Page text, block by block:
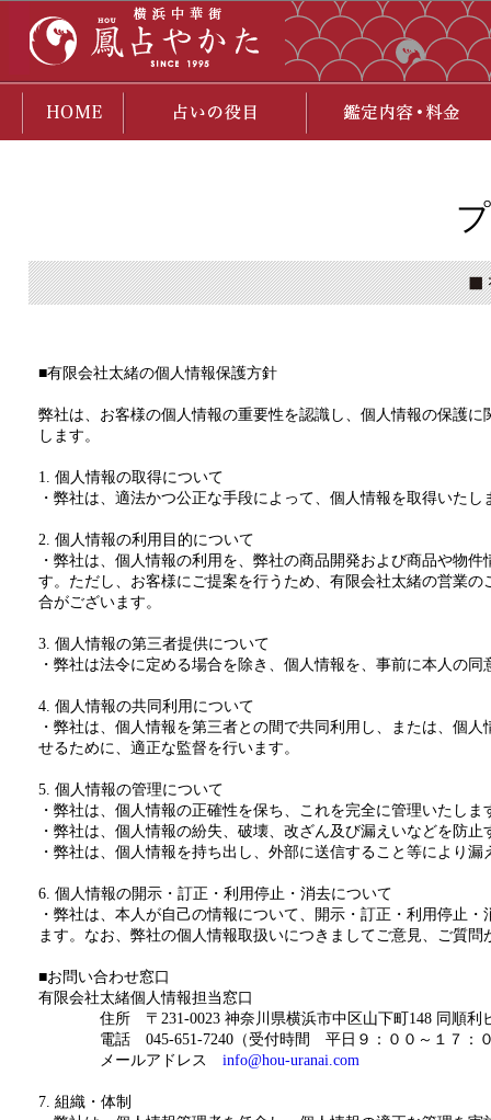
■有限会社太緒の個人情報保護方針
弊社は、お客様の個人情報の重要性を認識し、個人情報の保護
します。
1. 個人情報の取得について
・弊社は、適法かつ公正な手段によって、個人情報を取得いたし
2. 個人情報の利用目的について
・弊社は、個人情報の利用を、弊社の商品開発および商品や物
す。ただし、お客様にご提案を行うため、有限会社太緒の営業
合がございます。
3. 個人情報の第三者提供について
・弊社は法令に定める場合を除き、個人情報を、事前に本人の
4. 個人情報の共同利用について
・弊社は、個人情報を第三者との間で共同利用し、または、個
せるために、適正な監督を行います。
5. 個人情報の管理について
・弊社は、個人情報の正確性を保ち、これを完全に管理いたしま
・弊社は、個人情報の紛失、破壊、改ざん及び漏えいなどを防
・弊社は、個人情報を持ち出し、外部に送信すること等により漏
6. 個人情報の開示・訂正・利用停止・消去について
・弊社は、本人が自己の情報について、開示・訂正・利用停止
ます。なお、弊社の個人情報取扱いにつきましてご意見、ご質
■お問い合わせ窓口
有限会社太緒個人情報担当窓口
住所 〒231-0023 神奈川県横浜市中区山下町148 同順利
電話 045-651-7240（受付時間 平日９：００～１７：
メールアドレス info@hou-uranai.com
7. 組織・体制